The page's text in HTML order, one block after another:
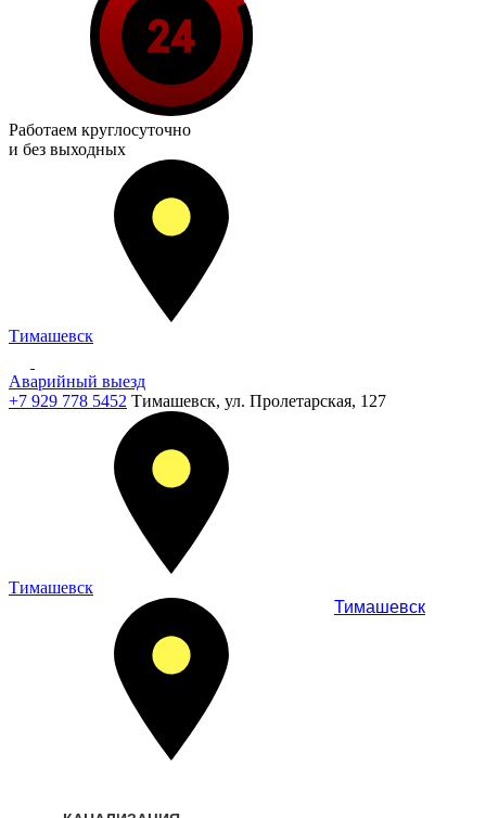
Работаем круглосуточно
и без выходных
Тимашевск
Аварийный выезд
+7 929 778 5452 Тимашевск, ул. Пролетарская, 127
Тимашевск
Тимашевск